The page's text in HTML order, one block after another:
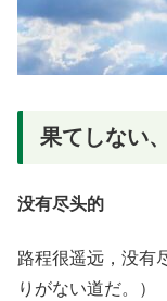
果てしない
没有尽头的
路程很遥远，没有
りがない道だ。）